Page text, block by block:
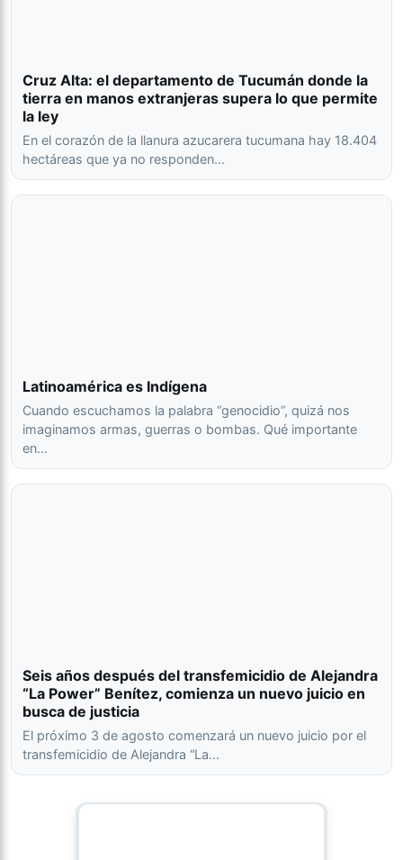
Cruz Alta: el departamento de Tucumán donde la
tierra en manos extranjeras supera lo que permite
la ley
En el corazón de la llanura azucarera tucumana hay 18.404
hectáreas que ya no responden…
Latinoamérica es Indígena
Cuando escuchamos la palabra “genocidio”, quizá nos
imaginamos armas, guerras o bombas. Qué importante
en…
Seis años después del transfemicidio de Alejandra
“La Power” Benítez, comienza un nuevo juicio en
busca de justicia
El próximo 3 de agosto comenzará un nuevo juicio por el
transfemicidio de Alejandra “La…